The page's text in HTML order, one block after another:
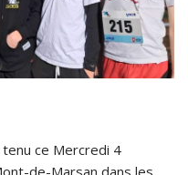
tenu ce Mercredi 4
de-Marsan dans les